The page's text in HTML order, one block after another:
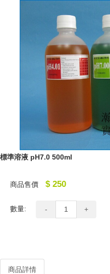
標準溶液 pH7.0 500ml
商品售價 $ 250
數量: - +
商品詳情